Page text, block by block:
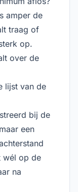
amper de
traag of
op.
over de
lijst van de
bij de
een
wél op de
na